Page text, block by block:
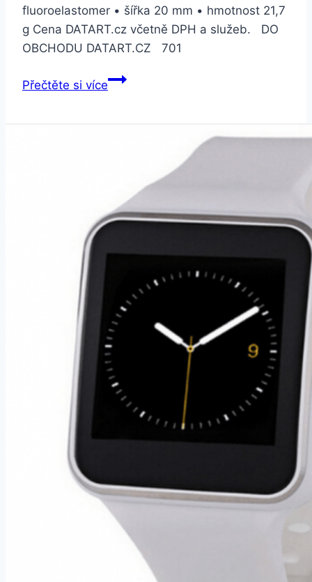
fluoroelastomer • šířka 20 mm • hmotnost 21,7
g Cena DATART.cz včetně DPH a služeb. DO
OBCHODU DATART.CZ 701
Přečtěte si víceSamsung
SFR50MWEGWW)